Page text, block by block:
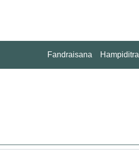
Fandraisana Hampiditra